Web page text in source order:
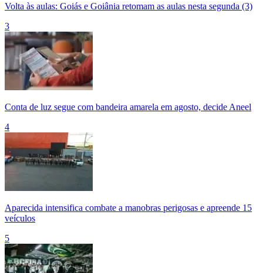
Volta às aulas: Goiás e Goiânia retomam as aulas nesta segunda (3)
3
Conta de luz segue com bandeira amarela em agosto, decide Aneel
4
Aparecida intensifica combate a manobras perigosas e apreende 15
veículos
5